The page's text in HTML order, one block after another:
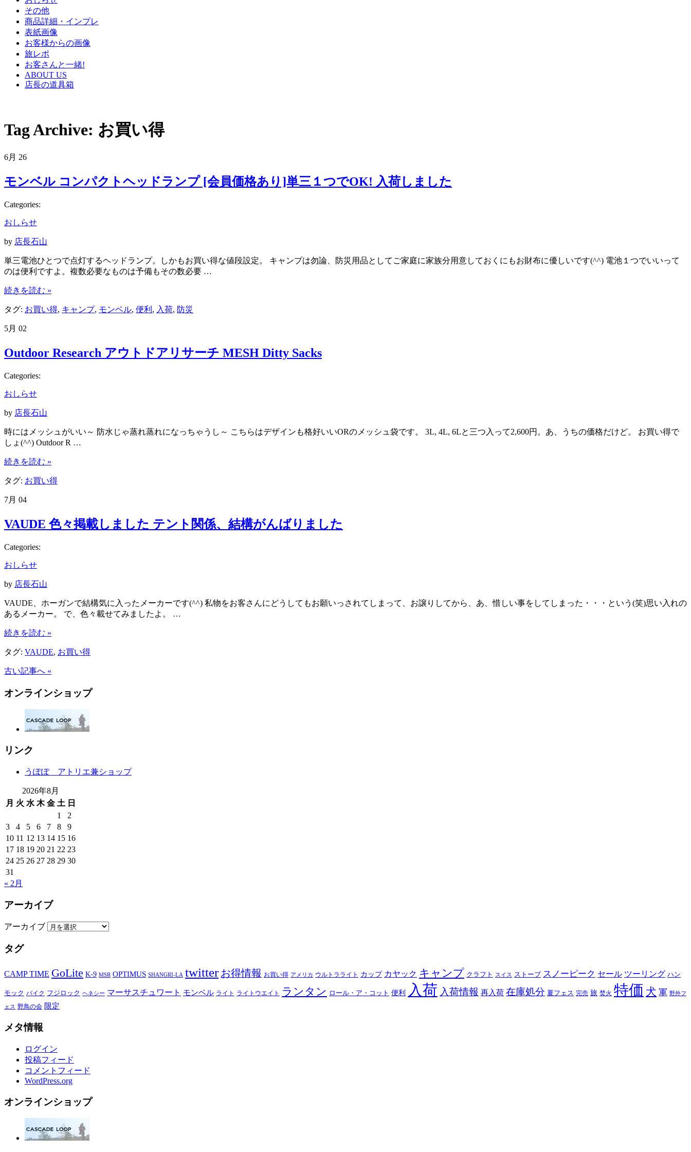
その他
商品詳細・インプレ
表紙画像
お客様からの画像
旅レポ
お客さんと一緒!
ABOUT US
店長の道具箱
Tag Archive: お買い得
6月 26
モンベル コンパクトヘッドランプ [会員価格あり]単三１つでOK! 入荷しました
Categories:
おしらせ
by 店長石山
単三電池ひとつで点灯するヘッドランプ。しかもお買い得な値段設定。 キャンプは勿論、防災用品としてご家庭に家族分用意しておくにもお財布に優しいです(^^) 電池１つでいいって
のは便利ですよ。複数必要なものは予備もその数必要 …
続きを読む »
タグ: お買い得, キャンプ, モンベル, 便利 , 入荷, 防災
5月 02
Outdoor Research アウトドアリサーチ MESH Ditty Sacks
Categories:
おしらせ
by 店長石山
時にはメッシュがいい～ 防水じゃ蒸れ蒸れになっちゃうし～ こちらはデザインも格好いいORのメッシュ袋です。 3L, 4L, 6Lと三つ入って2,600円。あ、うちの価格だけど。 お買い得で
しょ(^^) Outdoor R …
続きを読む »
タグ: お買い得
7月 04
VAUDE 色々掲載しました テント関係、結構がんばりました
Categories:
おしらせ
by 店長石山
VAUDE、ホーガンで結構気に入ったメーカーです(^^) 私物をお客さんにどうしてもお願いっされてしまって、お譲りしてから、あ、惜しい事をしてしまった・・・という(笑)思い入れの
あるメーカー。 で、色々載せてみましたよ。 …
続きを読む »
タグ: VAUDE, お買い得
古い記事へ «
オンラインショップ
リンク
うぽぽ アトリエ兼ショップ
2026年8月
月 火 水 木 金 土 日
1
2
3
4 5 6 7 8
9
10 11 12 13 14 15 16
17 18 19 20 21 22 23
24 25 26 27 28 29 30
31
« 2月
アーカイブ
アーカイブ
タグ
CAMP TIME GoLite K-9 MSR OPTIMUS SHANGRI-LA twitter お得情報 お買い得 アメリカ ウルトラライト カップ カヤック キャンプ クラフト スイス ストーブ スノーピーク セール ツーリング ハン
モック バイク フジロック ヘネシー マーサスチュワート モンベル ライト ライトウエイト ランタン ロール・ア・コット 便利 入荷 入荷情報 再入荷 在庫処分 夏フェス 完売 旅 焚火 特価 犬 軍 野外フ
ェス 野鳥の会 限定
メタ情報
ログイン
投稿フィード
コメントフィード
WordPress.org
オンラインショップ